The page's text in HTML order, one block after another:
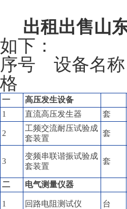
出租出售山
如下：
序号 设
格 产
一
高压发生设备
1
直流高压发生器 套
2
工频交流耐压试验成
套装置
套
3
变频串联谐振试验成
套装置
套
二 电气测量仪器
1 回路电阻测试仪 台